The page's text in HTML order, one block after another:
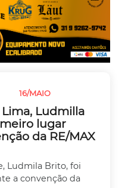
16/MAIO
Ludmilla
lugar
da RE/MAX
Ludmila Brito, foi
a convenção da